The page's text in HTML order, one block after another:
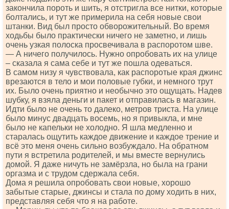
закончила пороть и шить, я отстригла все нитки, которые
болтались, и тут же примерила на себя новые свои
штанки. Вид был просто обворожительный. Во время
ходьбы было практически ничего не заметно, и лишь
очень узкая полоска просвечивала в распоротом шве.
— А ничего получилось. Нужно опробовать их на улице
– сказала я сама себе и тут же пошла одеваться.
В самом низу я чувствовала, как распоротые края джинс
врезаются в тело и мои половые губки, и немного трут
их. Было очень приятно и необычно это ощущать. Надев
шубку, я взяла деньги и пакет и отправилась в магазин.
Идти было не очень то далеко, метров триста. На улице
было минус двадцать восемь, но я привыкла, и мне
было не капельки не холодно. Я шла медленно и
старалась ощутить каждое движение и каждое трение и
всё это меня очень сильно возбуждало. На обратном
пути я встретила родителей, и мы вместе вернулись
домой. Я даже ничуть не замёрзла, но была на грани
оргазма и с трудом сдержала себя.
Дома я решила опробовать свои новые, хорошо
забытые старые, джинсы и стала по дому ходить в них,
представляя себя что я на работе.